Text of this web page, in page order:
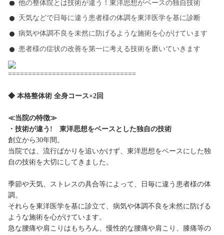
他の整体院とは技術が違う！東洋思想がベースの独自技術
天気などで日毎に違う患者様の体調を東洋医学を基に診断
病気や体調不良を未然に防げるような施術を心がけています
患者様の症状の改善を第一に考える技術を磨いていきます
================================
◆ 本格整体術 全身コース×2回
≪当院の特徴≫
・技術が違う! 東洋思想をベースとした独自の技術
創立から30年間。
当院では、流行ばかりを追いかけず、東洋思想をベースにした独
自の技術を大切にしてきました。
季節や天気、ストレスの具合等によって、日毎に違う患者様の体
調。
それらを東洋医学を基に診立て、病気や体調不良を未然に防げる
ような施術を心がけています。
急な腰痛や肩こりはもちろん、慢性的な腰痛や肩こり、膝痛等の